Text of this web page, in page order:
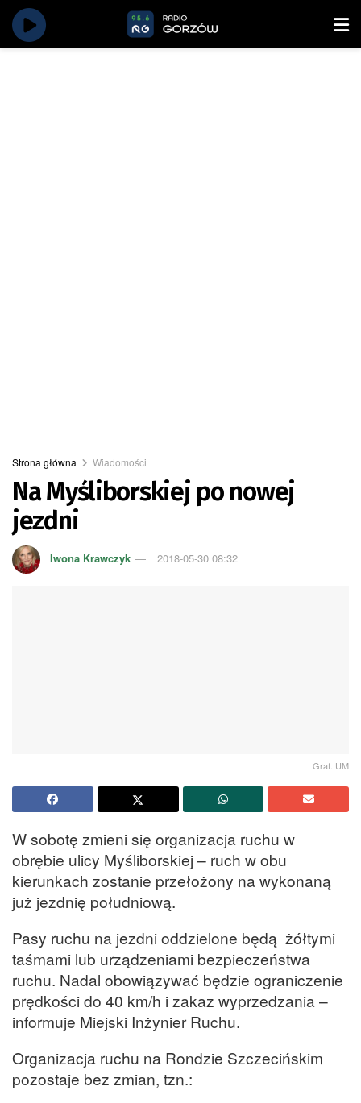
Strona główna Wiadomości
Na Myśliborskiej po nowej
jezdni
Iwona Krawczyk 2018-05-30 08:32
Graf. UM
W sobotę zmieni się organizacja ruchu w
obrębie ulicy Myśliborskiej – ruch w obu
kierunkach zostanie przełożony na wykonaną
już jezdnię południową.
Pasy ruchu na jezdni oddzielone będą żółtymi
taśmami lub urządzeniami bezpieczeństwa
ruchu. Nadal obowiązywać będzie ograniczenie
prędkości do 40 km/h i zakaz wyprzedzania –
informuje Miejski Inżynier Ruchu.
Organizacja ruchu na Rondzie Szczecińskim
pozostaje bez zmian, tzn.: